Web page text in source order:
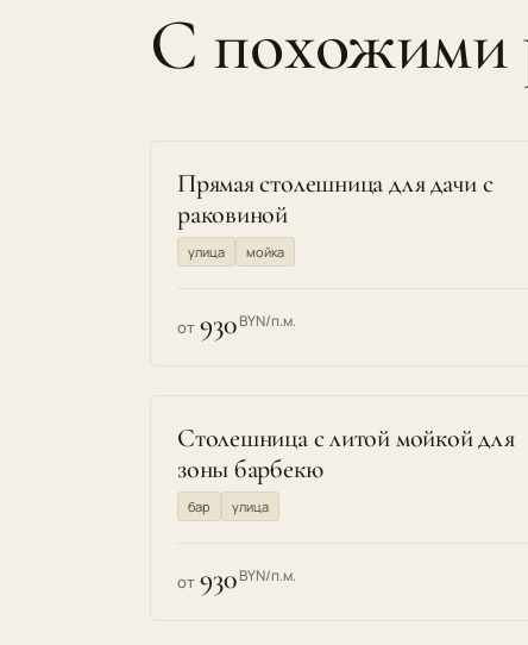
С похожими
Прямая столешница для дачи с
раковиной
улица мойка
от 930BYN/п.м.
Столешница с литой мойкой для
зоны барбекю
бар улица
от 930BYN/п.м.